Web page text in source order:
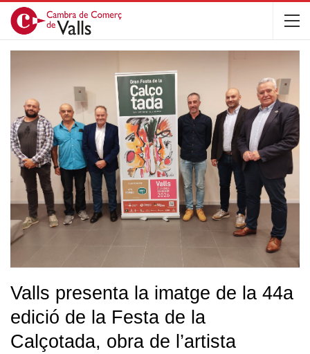
Valls presenta la imatge de la 44a
edició de la Festa de la
Calçotada, obra de l’artista